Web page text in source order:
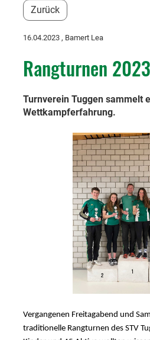
Zurück
16.04.2023 , Bamert Lea
Rangturnen 2023
Turnverein Tuggen sammelt
Wettkampferfahrung.
Vergangenen Freitagabend und
traditionelle Rangturnen des STV